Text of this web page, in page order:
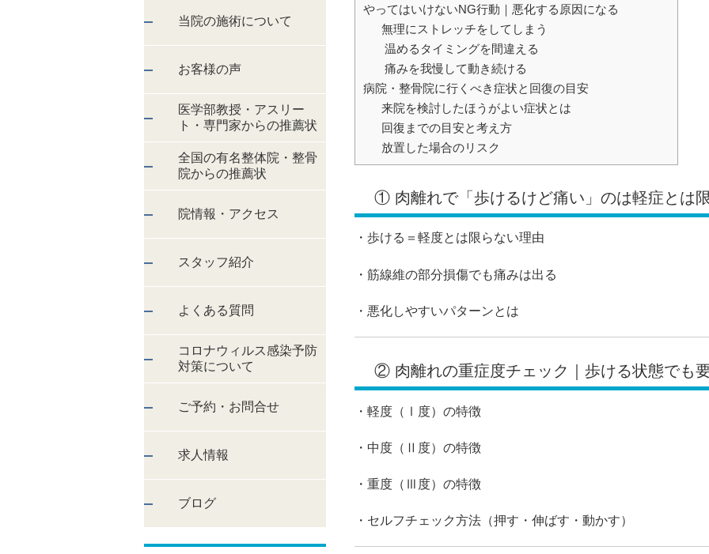
当院の施術について
お客様の声
医学部教授・アスリー
ト・専門家からの推薦状
全国の有名整体院・整骨
院からの推薦状
院情報・アクセス
スタッフ紹介
よくある質問
コロナウィルス感染予防
対策について
ご予約・お問合せ
求人情報
ブログ
やってはいけないNG行動｜悪化する原因になる
無理にストレッチをしてしまう
温めるタイミングを間違える
痛みを我慢して動き続ける
病院・整骨院に行くべき症状と回復の目安
来院を検討したほうがよい症状とは
回復までの目安と考え方
放置した場合のリスク
① 肉離れで「歩けるけど痛い」のは軽症とは
・歩ける＝軽度とは限らない理由
・筋線維の部分損傷でも痛みは出る
・悪化しやすいパターンとは
② 肉離れの重症度チェック｜歩ける状態でも
・軽度（Ⅰ度）の特徴
・中度（Ⅱ度）の特徴
・重度（Ⅲ度）の特徴
・セルフチェック方法（押す・伸ばす・動かす）